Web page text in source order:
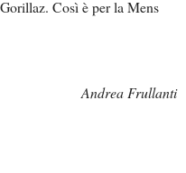
Così è per la Mens
Andrea Frullanti